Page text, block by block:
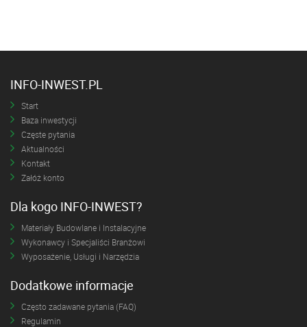
INFO-INWEST.PL
Start
Baza inwestycji
Częste pytania
Aktualności
Kontakt
Załóż konto
Dla kogo INFO-INWEST?
Materiały Budowlane i Instalacyjne
Wykonawcy i Specjaliści Branżowi
Wyposażenie, Usługi i Narzędzia
Dodatkowe informacje
Często zadawane pytania (FAQ)
Regulamin